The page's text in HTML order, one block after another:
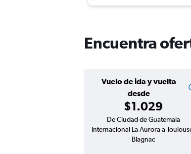
Encuentra
Vuelo de ida y vuelta
desde
$1.029
De Ciudad de Guatemala
Internacional La Aurora a
Blagnac